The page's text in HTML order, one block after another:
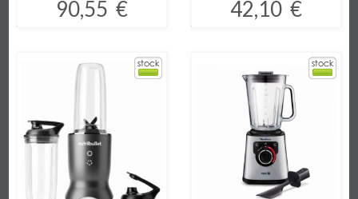
90,55 € 42,10 €